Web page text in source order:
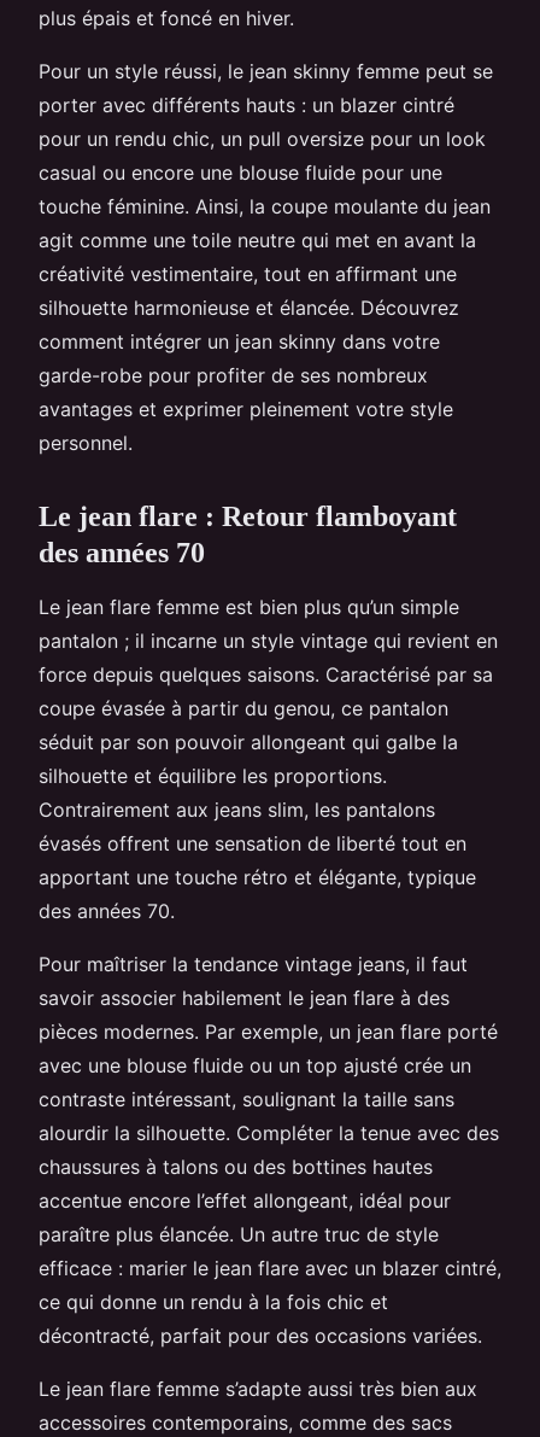
plus épais et foncé en hiver.
Pour un style réussi, le jean skinny femme peut se
porter avec différents hauts : un blazer cintré
pour un rendu chic, un pull oversize pour un look
casual ou encore une blouse fluide pour une
touche féminine. Ainsi, la coupe moulante du jean
agit comme une toile neutre qui met en avant la
créativité vestimentaire, tout en affirmant une
silhouette harmonieuse et élancée. Découvrez
comment intégrer un jean skinny dans votre
garde-robe pour profiter de ses nombreux
avantages et exprimer pleinement votre style
personnel.
Le jean flare : Retour flamboyant
des années 70
Le jean flare femme est bien plus qu’un simple
pantalon ; il incarne un style vintage qui revient en
force depuis quelques saisons. Caractérisé par sa
coupe évasée à partir du genou, ce pantalon
séduit par son pouvoir allongeant qui galbe la
silhouette et équilibre les proportions.
Contrairement aux jeans slim, les pantalons
évasés offrent une sensation de liberté tout en
apportant une touche rétro et élégante, typique
des années 70.
Pour maîtriser la tendance vintage jeans, il faut
savoir associer habilement le jean flare à des
pièces modernes. Par exemple, un jean flare porté
avec une blouse fluide ou un top ajusté crée un
contraste intéressant, soulignant la taille sans
alourdir la silhouette. Compléter la tenue avec des
chaussures à talons ou des bottines hautes
accentue encore l’effet allongeant, idéal pour
paraître plus élancée. Un autre truc de style
efficace : marier le jean flare avec un blazer cintré,
ce qui donne un rendu à la fois chic et
décontracté, parfait pour des occasions variées.
Le jean flare femme s’adapte aussi très bien aux
accessoires contemporains, comme des sacs